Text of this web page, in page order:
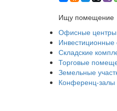
Ищу помещение
Офисные центры
Инвестиционные
Складские
Торговые
Земельные
Конференц-залы